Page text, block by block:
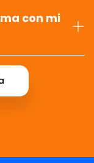
con mi